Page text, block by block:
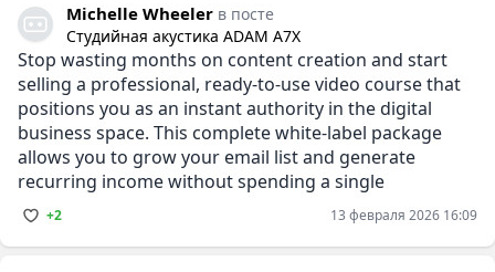
Michelle Wheeler в посте
Студийная акустика ADAM A7X
Stop wasting months on content creation and start
selling a professional, ready-to-use video course that
positions you as an instant authority in the digital
business space. This complete white-label package
allows you to grow your email list and generate
recurring income without spending a single
+2 13 февраля 2026 16:09